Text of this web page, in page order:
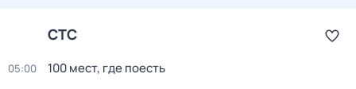
СТС
05:00 100 мест, где поесть